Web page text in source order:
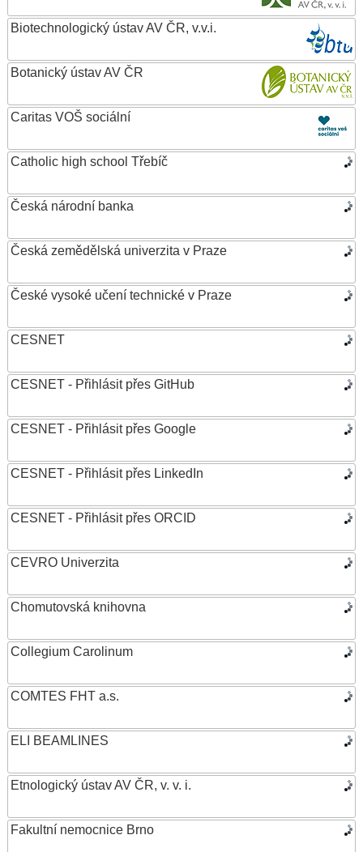
Biotechnologický ústav AV ČR, v.v.i.
Botanický ústav AV ČR
Caritas VOŠ sociální
Catholic high school Třebíč
Česká národní banka
Česká zemědělská univerzita v Praze
České vysoké učení technické v Praze
CESNET
CESNET - Přihlásit přes GitHub
CESNET - Přihlásit přes Google
CESNET - Přihlásit přes LinkedIn
CESNET - Přihlásit přes ORCID
CEVRO Univerzita
Chomutovská knihovna
Collegium Carolinum
COMTES FHT a.s.
ELI BEAMLINES
Etnologický ústav AV ČR, v. v. i.
Fakultní nemocnice Brno